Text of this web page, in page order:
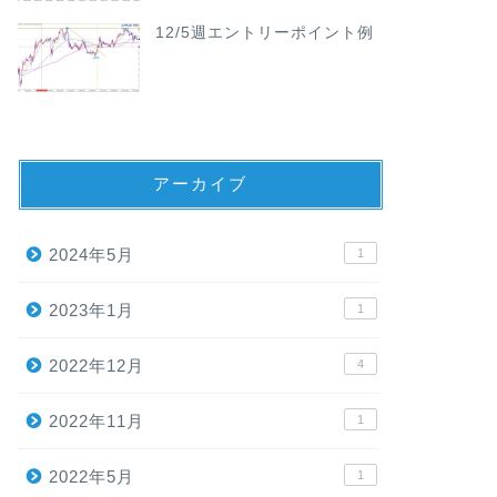
12/5週エントリーポイント例
アーカイブ
2024年5月 1
2023年1月 1
2022年12月 4
2022年11月 1
2022年5月 1